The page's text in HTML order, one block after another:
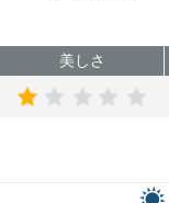
美しさ